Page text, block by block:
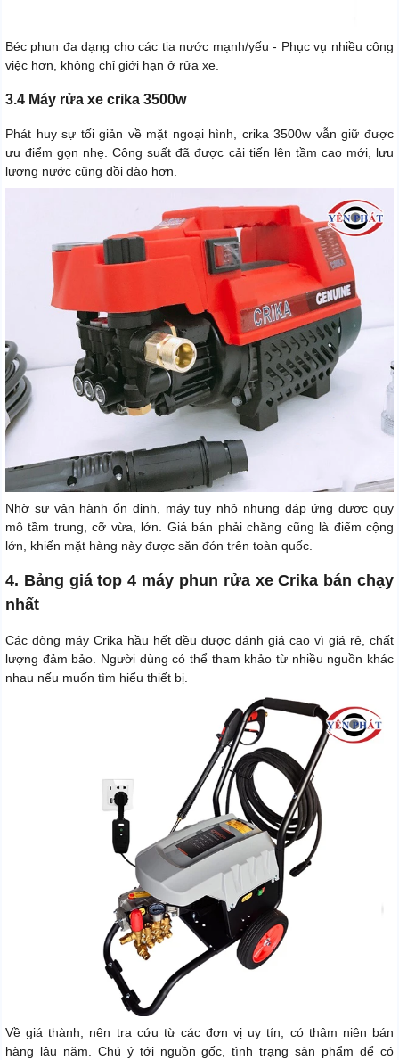
Béc phun đa dạng cho các tia nước mạnh/yếu - Phục vụ nhiều công
việc hơn, không chỉ giới hạn ở rửa xe.
3.4 Máy rửa xe crika 3500w
Phát huy sự tối giản về mặt ngoại hình, crika 3500w vẫn giữ được
ưu điểm gọn nhẹ. Công suất đã được cải tiến lên tầm cao mới, lưu
lượng nước cũng dồi dào hơn.
Nhờ sự vận hành ổn định, máy tuy nhỏ nhưng đáp ứng được quy
mô tầm trung, cỡ vừa, lớn. Giá bán phải chăng cũng là điểm cộng
lớn, khiến mặt hàng này được săn đón trên toàn quốc.
4. Bảng giá top 4 máy phun rửa xe Crika bán chạy
nhất
Các dòng máy Crika hầu hết đều được đánh giá cao vì giá rẻ, chất
lượng đảm bảo. Người dùng có thể tham khảo từ nhiều nguồn khác
nhau nếu muốn tìm hiểu thiết bị.
Về giá thành, nên tra cứu từ các đơn vị uy tín, có thâm niên bán
hàng lâu năm. Chú ý tới nguồn gốc, tình trạng sản phẩm để có